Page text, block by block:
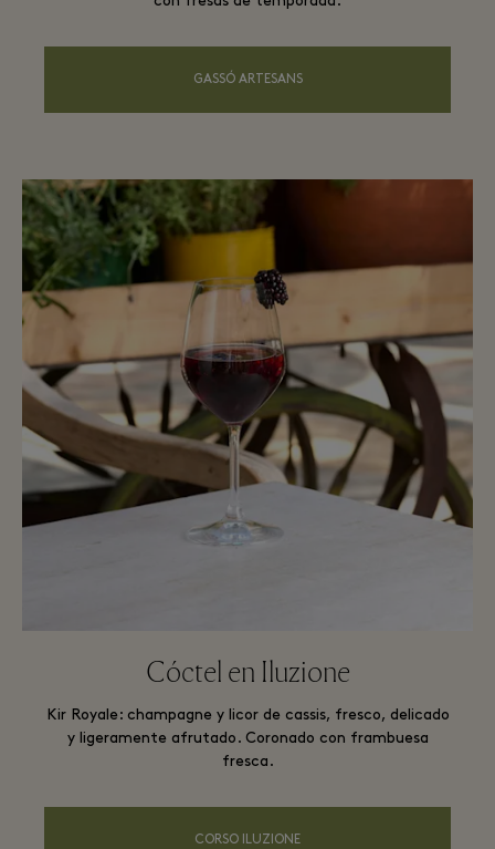
GASSÓ ARTESANS
Cóctel en Iluzione
Kir Royale: champagne y licor de cassis, fresco, delicado
y ligeramente afrutado. Coronado con frambuesa
fresca.
CORSO ILUZIONE